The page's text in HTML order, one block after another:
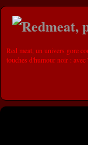
Red meat, un univers gore
touches d'humour noir :